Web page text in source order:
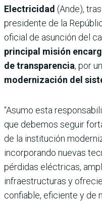
Electricidad (Ande),
presidente de la
oficial de asunción del
principal misión
de transparencia, por
modernización del
“Asumo esta
que debemos seguir
de la institución
incorporando nuevas
pérdidas eléctricas,
infraestructuras y
confiable, eficiente y de